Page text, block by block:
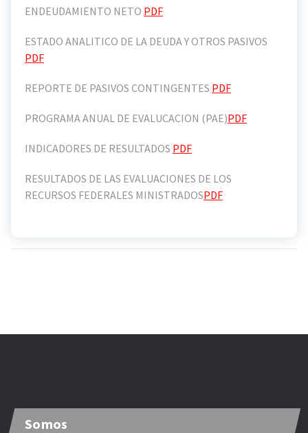
ENDEUDAMIENTO NETO PDF
ESTADO ANALITICO DE LA DEUDA Y OTROS PASIVOS
PDF
REPORTE DE PASIVOS CONTINGENTES PDF
PROGRAMA ANUAL DE EVALUCACION (PAE)PDF
INDICADORES DE RESULTADOS PDF
RESULTADOS DE LAS EVALUACIONES DE LOS
RECURSOS FEDERALES MINISTRADOSPDF
Somos